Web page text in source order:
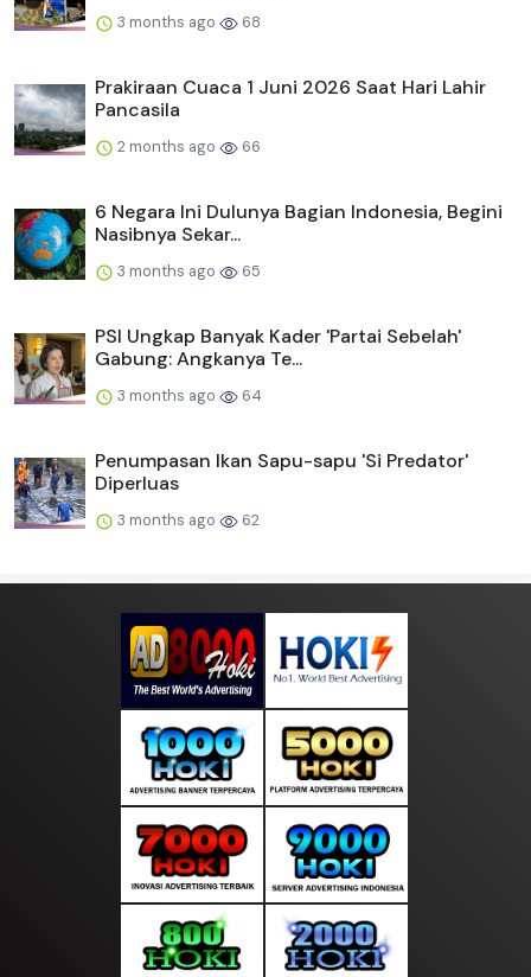
3 months ago 68
Prakiraan Cuaca 1 Juni 2026 Saat Hari Lahir
Pancasila
2 months ago 66
6 Negara Ini Dulunya Bagian Indonesia, Begini
Nasibnya Sekar...
3 months ago 65
PSI Ungkap Banyak Kader 'Partai Sebelah'
Gabung: Angkanya Te...
3 months ago 64
Penumpasan Ikan Sapu-sapu 'Si Predator'
Diperluas
3 months ago 62